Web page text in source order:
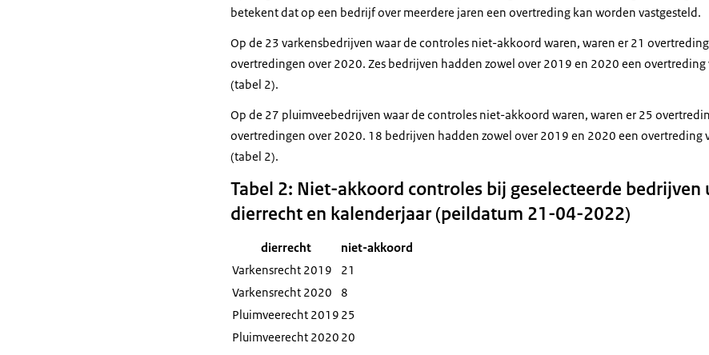
betekent dat op een bedrijf over meerdere jaren een overtreding kan worden vastgesteld.
Op de 23 varkensbedrijven waar de controles niet-akkoord waren, waren er 21
overtredingen over 2020. Zes bedrijven hadden zowel over 2019 en 2020 een overtreding
(tabel 2).
Op de 27 pluimveebedrijven waar de controles niet-akkoord waren, waren er 25
overtredingen over 2020. 18 bedrijven hadden zowel over 2019 en 2020 een overtreding
(tabel 2).
Tabel 2: Niet-akkoord controles bij geselecteerde
dierrecht en kalenderjaar (peildatum 21-04-2022)
dierrecht
niet-akkoord
Varkensrecht 2019
21
Varkensrecht 2020
8
Pluimveerecht 2019 25
Pluimveerecht 2020 20